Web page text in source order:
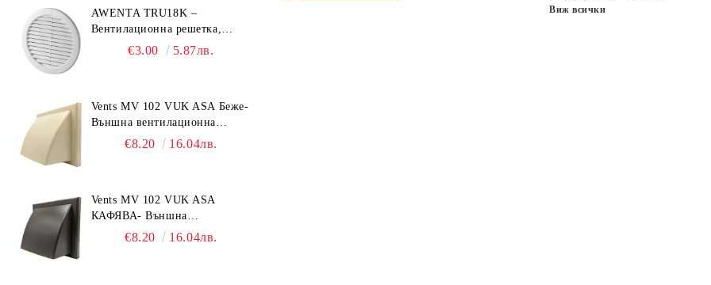
AWENTA TRU18K –
Вентилационна решетка,
Ø150 mm, ABS пластмаса
€3.00 5.87лв.
Vents MV 102 VUK ASA Беже-
Външна вентилационна
решетка с гравитачна клапа Ø
€8.20 16.04лв.
Vents MV 102 VUK ASA
КАФЯВА- Външна
вентилационна решетка с
€8.20 16.04лв.
Виж всички